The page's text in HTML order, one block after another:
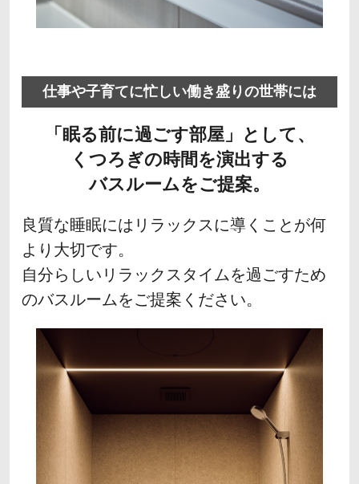
仕事や子育てに忙しい働き盛りの世帯には
「眠る前に過ごす部屋」として、
くつろぎの時間を演出する
バスルームをご提案。
良質な睡眠にはリラックスに導くことが何
より大切です。
自分らしいリラックスタイムを過ごすため
のバスルームをご提案ください。